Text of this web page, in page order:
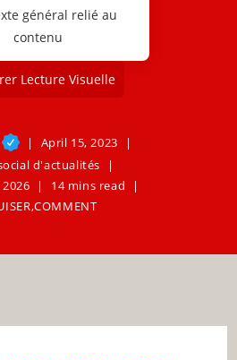
général relié au
contenu
Lecture Visuelle
April 15, 2023
d'actualités
14 mins read
,COMMENT